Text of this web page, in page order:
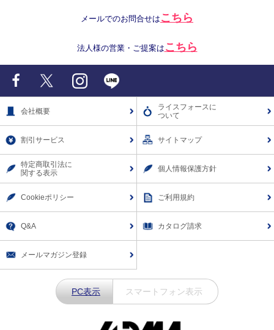
メールでのお問合せは こちら
法人様の営業・ご提案は こちら
Facebook
会社概要
ライスフォースに
ついて
割引サービス サイトマップ
特定商取引法に
関する表示
個人情報保護方針
Cookieポリシー ご利用規約
Q&A カタログ請求
メールマガジン登録
PC表示 スマートフォン表示